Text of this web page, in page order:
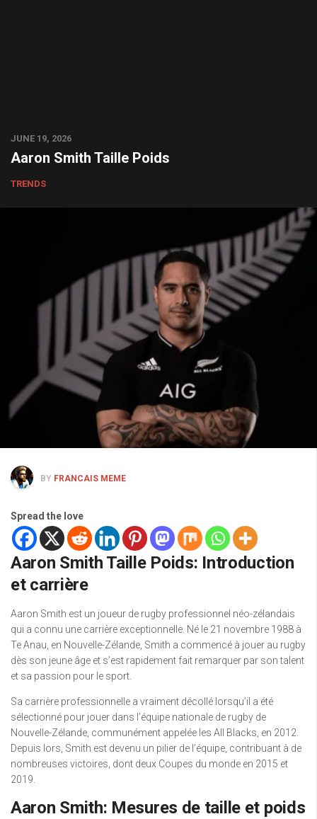
JUNE 19, 2026
Aaron Smith Taille Poids
TRENDS
BY FRANCAIS MEME
Spread the love
Aaron Smith Taille Poids: Introduction
et carrière
Aaron Smith est un joueur de rugby professionnel néo-zélandais
qui a connu une carrière exceptionnelle. Né le 21 novembre 1988 à
Te Anau, en Nouvelle-Zélande, Smith a commencé à jouer au rugby
dès son jeune âge et s’est rapidement fait remarquer par son talent
et sa passion pour le sport.
Sa carrière professionnelle a vraiment décollé lorsqu’il a été
sélectionné pour jouer dans l’équipe nationale de rugby de
Nouvelle-Zélande, communément appelée les All Blacks, en 2012.
Depuis lors, Smith est devenu un pilier de l’équipe, contribuant à de
nombreuses victoires, dont deux Coupes du monde en 2015 et
2019.
Aaron Smith: Mesures de taille et poids